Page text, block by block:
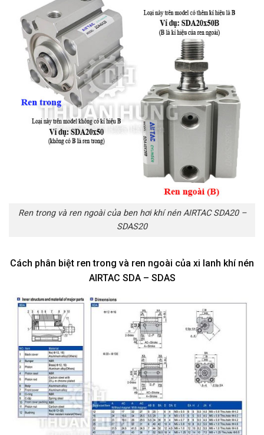
Ren trong và ren ngoài của ben hơi khí nén AIRTAC SDA20 –
SDAS20
Cách phân biệt ren trong và ren ngoài của xi lanh khí nén
AIRTAC SDA – SDAS